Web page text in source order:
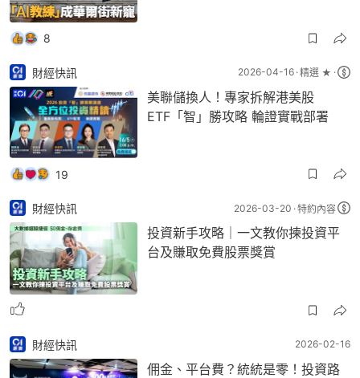
8
財經快訊 2026-04-16 精選 ★
美聯儲換人！專家拆解港美股
ETF「智」勝攻略 輪證實戰部署
19
財經快訊 2026-03-20 特約內容
投資新手攻略｜一文教你揀投資平
台及賺取免費股票獎賞
財經快訊 2026-02-16
佣金、平台費？統統是零！投資路